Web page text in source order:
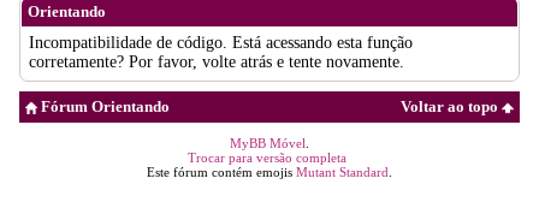
Orientando
Incompatibilidade de código. Está acessando esta função
corretamente? Por favor, volte atrás e tente novamente.
Voltar ao topo
Fórum Orientando
MyBB Móvel
Trocar para versão completa
Este fórum contém emojis Mutant Standard